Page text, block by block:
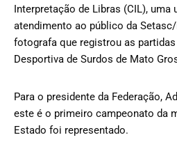
Interpretação de Libras (CIL), uma
atendimento ao público da
fotografa que registrou as partidas
Desportiva de Surdos de Mato
Para o presidente da Federação,
este é o primeiro campeonato da
Estado foi representado.